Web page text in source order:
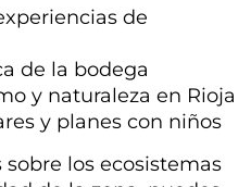
de
de la bodega
y naturaleza en Rioja
y planes con niños
los ecosistemas